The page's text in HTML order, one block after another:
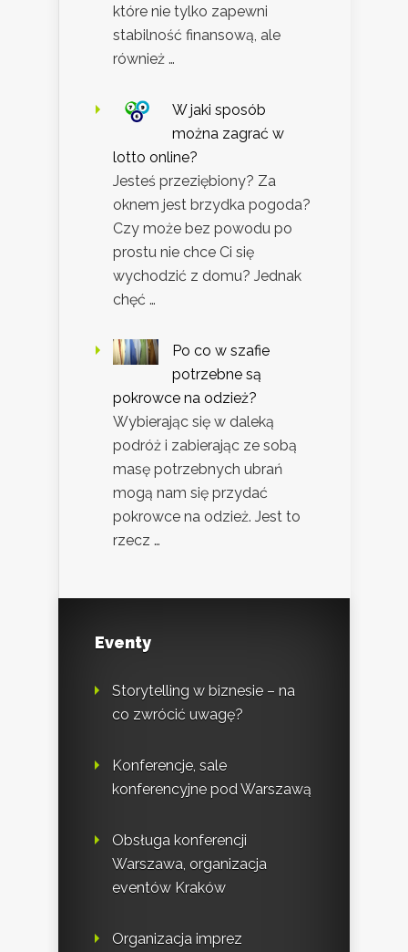
które nie tylko zapewni
stabilność finansową, ale
również …
W jaki sposób
można zagrać w
lotto online?
Jesteś przeziębiony? Za
oknem jest brzydka pogoda?
Czy może bez powodu po
prostu nie chce Ci się
wychodzić z domu? Jednak
chęć …
Po co w szafie
potrzebne są
pokrowce na odzież?
Wybierając się w daleką
podróż i zabierając ze sobą
masę potrzebnych ubrań
mogą nam się przydać
pokrowce na odzież. Jest to
rzecz …
Eventy
Storytelling w biznesie – na
co zwrócić uwagę?
Konferencje, sale
konferencyjne pod Warszawą
Obsługa konferencji
Warszawa, organizacja
eventów Kraków
Organizacja imprez